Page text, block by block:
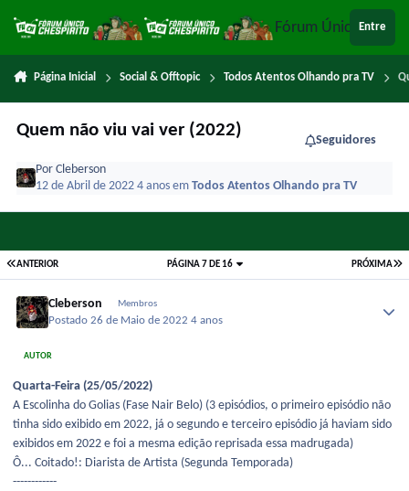
Fórum ÚnicoEntre
Página Inicial Social & Offtopic Todos Atentos Olhando pra TV
Quem não viu vai ver (2022)
Seguidores
PorCleberson
12 de Abril de 20224 anosemTodos Atentos Olhando pra TV
ANTERIOR PRÓXIMA
PÁGINA 7 DE 16
Cleberson Membros
Postado26 de Maio de 20224 anos
AUTOR
Quarta-Feira (25/05/2022)
A Escolinha do Golias (Fase Nair Belo) (3 episódios, o primeiro episódio não
tinha sido exibido em 2022, já o segundo e terceiro episódio já haviam sido
exibidos em 2022 e foi a mesma edição reprisada essa madrugada)
Ô... Coitado!: Diarista de Artista (Segunda Temporada)
------------